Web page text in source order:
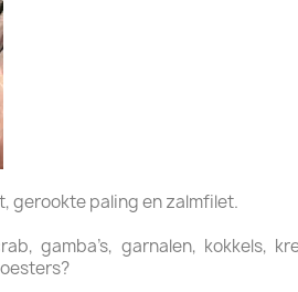
gerookte paling en zalmfilet.
gamba’s, garnalen, kokkels,